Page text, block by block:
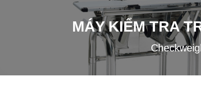
MÁY KIỂM TRA